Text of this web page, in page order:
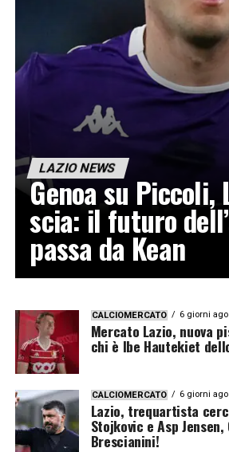
LAZIO NEWS
Genoa su Piccoli,
scia: il futuro
passa da Kean
CALCIOMERCATO 6 giorni ago
Mercato Lazio, nuova
chi è Ibe Hautekiet
CALCIOMERCATO 6 giorni ago
Lazio, trequartista
Stojkovic e Asp
Brescianini!